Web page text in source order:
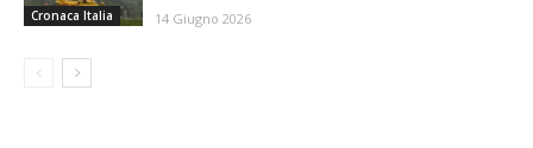
Cronaca Italia 14 Giugno 2026